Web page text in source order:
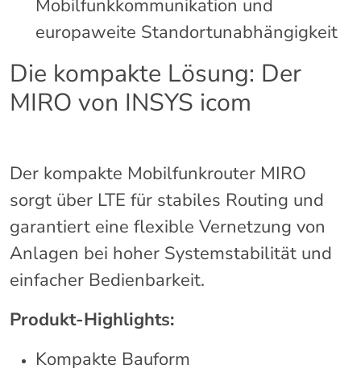
Mobilfunkkommunikation und
europaweite Standortunabhängigkeit
Die kompakte Lösung: Der
MIRO von INSYS icom
Der kompakte Mobilfunkrouter MIRO
sorgt über LTE für stabiles Routing und
garantiert eine flexible Vernetzung von
Anlagen bei hoher Systemstabilität und
einfacher Bedienbarkeit.
Produkt-Highlights:
Kompakte Bauform